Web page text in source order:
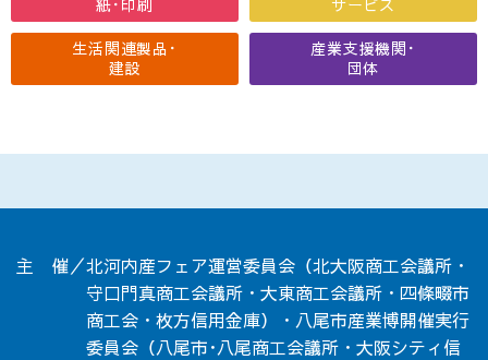
紙･印刷
サービス
生活関連製品･
建設
産業支援機関･
団体
主 催／北河内産フェア運営委員会（北大阪商工会議所・
守口門真商工会議所・大東商工会議所・四條畷市
商工会・枚方信用金庫）・八尾市産業博開催実行
委員会（八尾市･八尾商工会議所・大阪シティ信